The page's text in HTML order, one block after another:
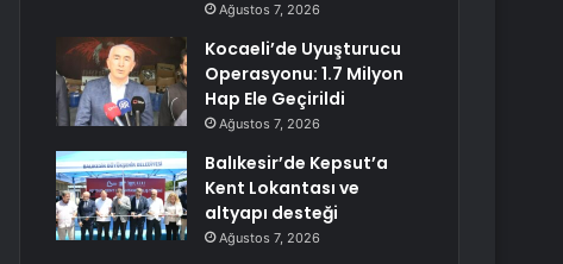
Ağustos 7, 2026
Kocaeli’de Uyuşturucu
Operasyonu: 1.7 Milyon
Hap Ele Geçirildi
Ağustos 7, 2026
Balıkesir’de Kepsut’a
Kent Lokantası ve
altyapı desteği
Ağustos 7, 2026